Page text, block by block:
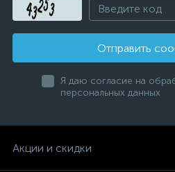
Отправить
Я даю согласие на
персональных данных
Акции и скидки